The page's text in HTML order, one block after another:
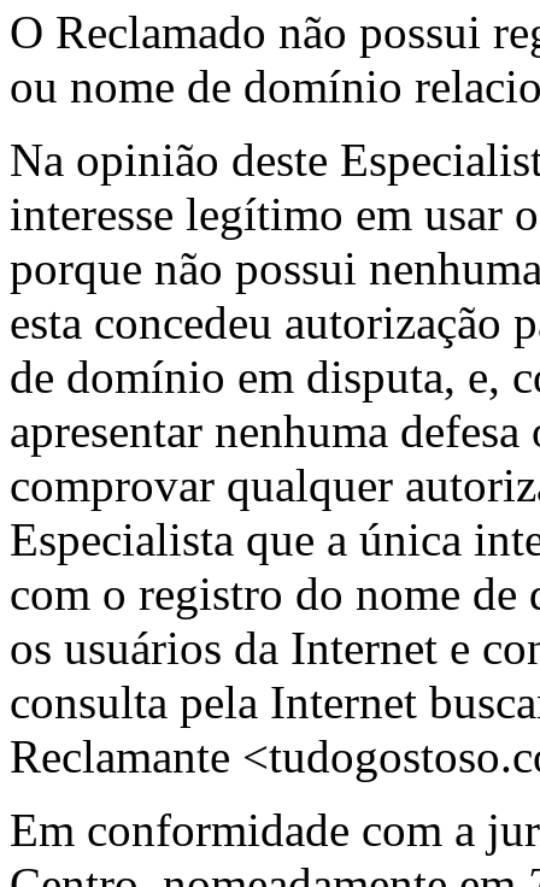
O Reclamado não possui
ou nome de domínio
Na opinião deste
interesse legítimo em usar
porque não possui
esta concedeu autorização
de domínio em disputa, e,
apresentar nenhuma
comprovar qualquer
Especialista que a única
com o registro do nome de
os usuários da Internet e
consulta pela Internet
Reclamante
Em conformidade com a